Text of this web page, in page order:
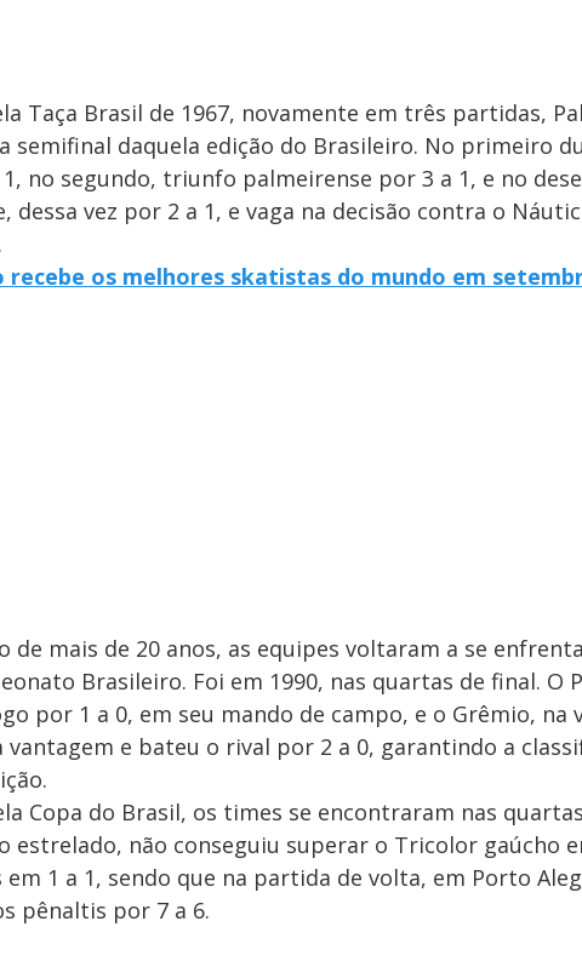
Taça Brasil de 1967, novamente em três partidas,
semifinal daquela edição do Brasileiro. No primeiro
no segundo, triunfo palmeirense por 3 a 1, e no
dessa vez por 2 a 1, e vaga na decisão contra o
recebe os melhores skatistas do mundo em
de mais de 20 anos, as equipes voltaram a se
Brasileiro. Foi em 1990, nas quartas de final. O
por 1 a 0, em seu mando de campo, e o Grêmio, na
e bateu o rival por 2 a 0, garantindo a
Copa do Brasil, os times se encontraram nas
estrelado, não conseguiu superar o Tricolor gaúcho
1 a 1, sendo que na partida de volta, em Porto
pênaltis por 7 a 6.